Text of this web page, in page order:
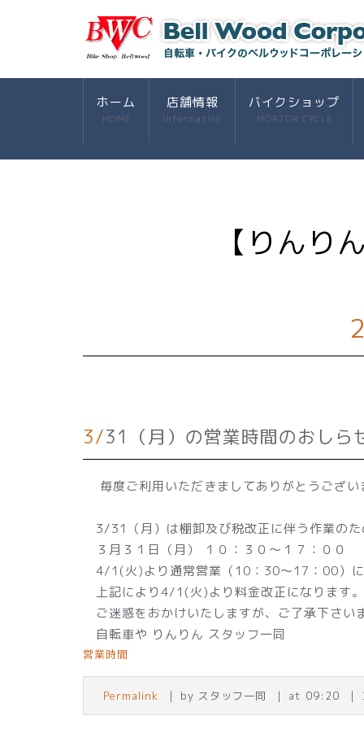
ホーム
HOME
店舗情報
Information
バイクショップ
MORTOR CYCLE
【りんり
3/31（月）の営業時間のおし
毎度ご利用いただきましてありがとうござい
3/31（月）は棚卸及び税改正に伴う作業のた
３月３１日（月） １０：３０～１７：００
4/1(火)より通常営業（10：30～17：00）に
上記により4/1(火)より料金改正になります。
ご迷惑をおかけいたしますが、ご了承下さい
自転車や りんりん スタッフ一同
営業時間
Permalink by スタッフ一同 at 09:20